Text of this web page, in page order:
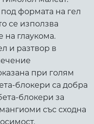
формата на гел
се използва
на глаукома.
и разтвор в
при голям
блокери са добра
блокери за
със сходна